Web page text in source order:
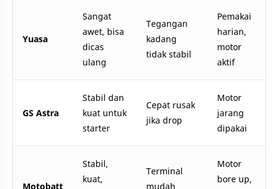
Yuasa
Sangat
awet, bisa
dicas
ulang
Tegangan
kadang
tidak stabil
Pemakai
harian,
motor
aktif
GS Astra
Stabil dan
kuat untuk
starter
Cepat rusak
jika drop
Motor
jarang
dipakai
Motobatt
Stabil,
kuat,
Terminal
mudah
Motor
bore up,